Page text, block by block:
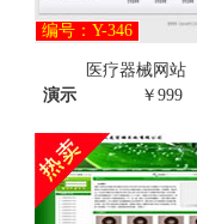
编号：Y-346
医疗器械网站
演示
￥999